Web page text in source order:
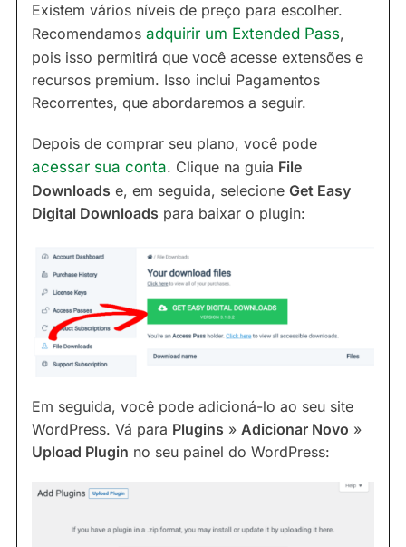
Existem vários níveis de preço para escolher.
Recomendamos adquirir um Extended Pass,
pois isso permitirá que você acesse extensões e
recursos premium. Isso inclui Pagamentos
Recorrentes, que abordaremos a seguir.
Depois de comprar seu plano, você pode
acessar sua conta. Clique na guia File
Downloads e, em seguida, selecione Get Easy
Digital Downloads para baixar o plugin:
Em seguida, você pode adicioná-lo ao seu site
WordPress. Vá para Plugins » Adicionar Novo »
Upload Plugin no seu painel do WordPress: